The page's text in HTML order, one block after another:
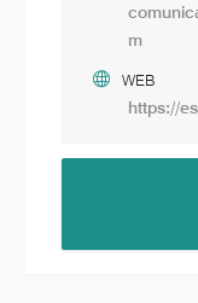
m
WEB
https://